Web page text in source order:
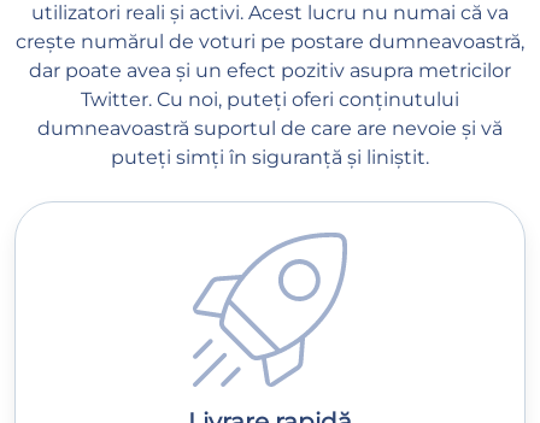
utilizatori reali și activi. Acest lucru nu numai că va
crește numărul de voturi pe postare dumneavoastră,
dar poate avea și un efect pozitiv asupra metricilor
Twitter. Cu noi, puteți oferi conținutului
dumneavoastră suportul de care are nevoie și vă
puteți simți în siguranță și liniștit.